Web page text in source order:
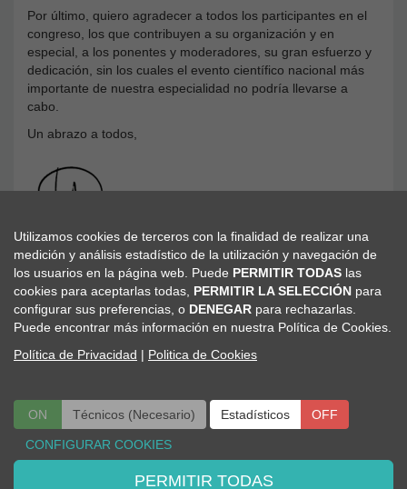
Por último, quiero agradecer a todos los participantes en el
congreso, los que contribuyen a su organización y en
especial, a los ponentes y moderadores, su gran esfuerzo y
dedicación, sin los cuales el evento científico nacional más
importante de nuestra especialidad no podría llevarse a
cabo.
Un abrazo a todos,
Carlos Colás
Presidente del Comité Organizador Local.
Viajes El Corte Inglés
Secretaria Técnica
Congresos Científico Médicos
seaic@viajeseci.es
Utilizamos cookies de terceros con la finalidad de realizar una
medición y análisis estadístico de la utilización y navegación de
los usuarios en la página web. Puede PERMITIR TODAS las
cookies para aceptarlas todas, PERMITIR LA SELECCIÓN para
configurar sus preferencias, o DENEGAR para rechazarlas.
Puede encontrar más información en nuestra Política de Cookies.
Política de Privacidad | Politica de Cookies
ON Técnicos (Necesario) OFF
ON Estadísticos OFF
CONFIGURAR COOKIES
PERMITIR TODAS